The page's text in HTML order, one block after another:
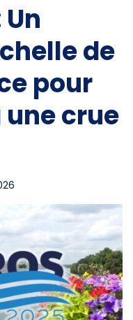
de
pour
crue